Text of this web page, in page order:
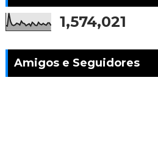
1,574,021
Amigos e Seguidores